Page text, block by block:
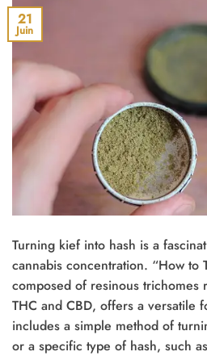
21
Juin
Turning kief into hash is a
cannabis concentration. “How to
composed of resinous trichomes
THC and CBD, offers a versatile
includes a simple method of
or a specific type of hash, such